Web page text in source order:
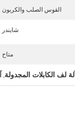
القوس الصلب والكربون
شايندر
متاح
آلة لف الكابلات المجدولة,